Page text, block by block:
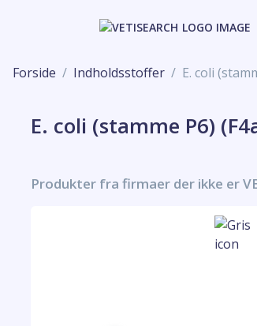
Forside Indholdsstoffer E. coli
E. coli (stamme P6)
Produkter fra firmaer der ikke er